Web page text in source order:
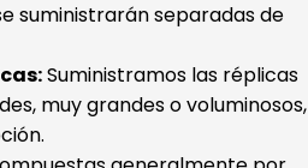
suministrarán separadas de
Suministramos las réplicas
muy grandes o voluminosos,